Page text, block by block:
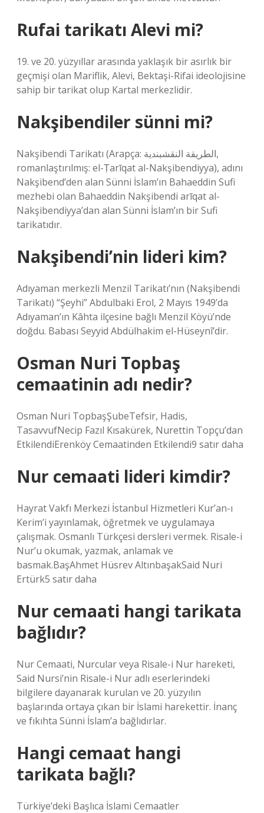
Rufai tarikatı Alevi mi?
19. ve 20. yüzyıllar arasında yaklaşık bir asırlık bir
geçmişi olan Mariflik, Alevi, Bektaşi-Rifai ideolojisine
sahip bir tarikat olup Kartal merkezlidir.
Nakşibendiler sünni mi?
Nakşibendi Tarikatı (Arapça: الطريقة النقشبندية,
romanlaştırılmış: el-Ṭarīqat al-Nakşibendiyya), adını
Nakşibend’den alan Sünni İslam’ın Bahaeddin Sufi
mezhebi olan Bahaeddin Nakşibendi arīqat al-
Nakşibendiyya’dan alan Sünni İslam’ın bir Sufi
tarikatıdır.
Nakşibendi’nin lideri kim?
Adıyaman merkezli Menzil Tarikatı’nın (Nakşibendi
Tarikatı) “Şeyhi” Abdulbaki Erol, 2 Mayıs 1949’da
Adıyaman’ın Kâhta ilçesine bağlı Menzil Köyü’nde
doğdu. Babası Seyyid Abdülhakim el-Hüseynî’dir.
Osman Nuri Topbaş
cemaatinin adı nedir?
Osman Nuri TopbaşŞubeTefsir, Hadis,
TasavvufNecip Fazıl Kısakürek, Nurettin Topçu’dan
EtkilendiErenköy Cemaatinden Etkilendi9 satır daha
Nur cemaati lideri kimdir?
Hayrat Vakfı Merkezi İstanbul Hizmetleri Kur’an-ı
Kerim’i yayınlamak, öğretmek ve uygulamaya
çalışmak. Osmanlı Türkçesi dersleri vermek. Risale-i
Nur’u okumak, yazmak, anlamak ve
basmak.BaşAhmet Hüsrev AltınbaşakSaid Nuri
Ertürk5 satır daha
Nur cemaati hangi tarikata
bağlıdır?
Nur Cemaati, Nurcular veya Risale-i Nur hareketi,
Said Nursi’nin Risale-i Nur adlı eserlerindeki
bilgilere dayanarak kurulan ve 20. yüzyılın
başlarında ortaya çıkan bir İslami harekettir. İnanç
ve fıkıhta Sünni İslam’a bağlıdırlar.
Hangi cemaat hangi
tarikata bağlı?
Türkiye’deki Başlıca İslami Cemaatler